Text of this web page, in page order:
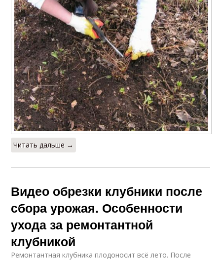
Читать дальше →
Видео обрезки клубники после
сбора урожая. Особенности
ухода за ремонтантной
клубникой
Ремонтантная клубника плодоносит всё лето. После